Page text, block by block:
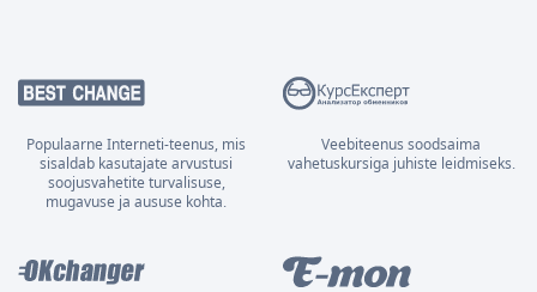
Populaarne Interneti-teenus, mis
sisaldab kasutajate arvustusi
soojusvahetite turvalisuse,
mugavuse ja aususe kohta.
Veebiteenus soodsaima
vahetuskursiga juhiste leidmiseks.